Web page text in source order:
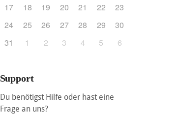
17
18 19 20 21 22
23
24
25 26 27 28 29
30
31
1 2 3 4 5 6
Support
Du benötigst Hilfe oder hast eine
Frage an uns?